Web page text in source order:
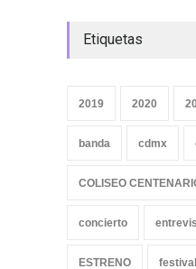
Etiquetas
2019 2020
banda cdmx
COLISEO
concierto
ESTRENO festival